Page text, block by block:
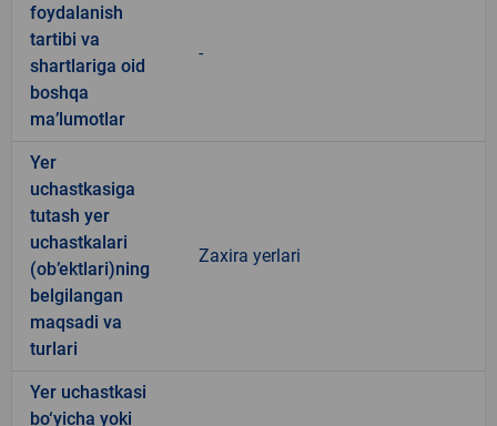
foydalanish
tartibi va
shartlariga oid
boshqa
ma’lumotlar
-
Yer
uchastkasiga
tutash yer
uchastkalari
(ob’ektlari)ning
belgilangan
maqsadi va
turlari
Zaxira yerlari
Yer uchastkasi
bo‘yicha yoki